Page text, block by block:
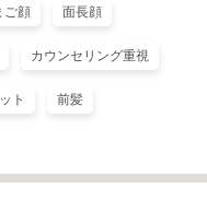
ご顔 面長顔
カウンセリング重視
ト 前髪